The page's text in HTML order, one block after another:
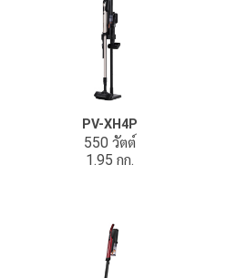
PV-XH4P
550 วัตต์
1.95 กก.